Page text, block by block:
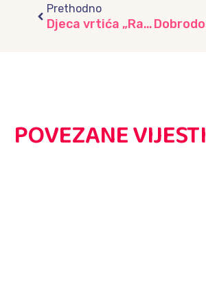
Prethodno
Djeca vrtića „Radost“ čuvari mira i sjećanja
POVEZANE VIJESTI